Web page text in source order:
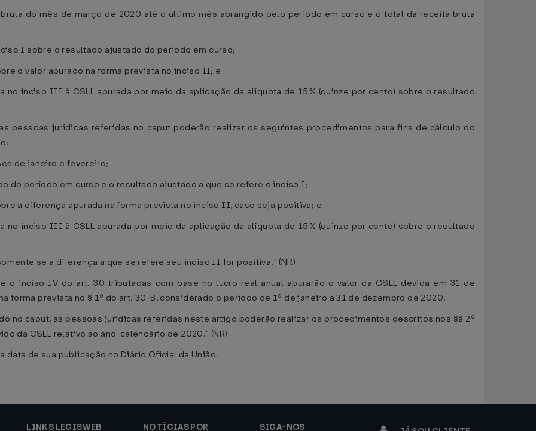
do mês de março de 2020 até o último mês abrangido pelo período em curso e o total da receita bruta
I sobre o resultado ajustado do período em curso;
o valor apurado na forma prevista no inciso II; e
no inciso III à CSLL apurada por meio da aplicação da alíquota de 15% (quinze por cento) sobre o resultado
pessoas jurídicas referidas no caput poderão realizar os seguintes procedimentos para fins de cálculo do
de janeiro e fevereiro;
do período em curso e o resultado ajustado a que se refere o inciso I;
a diferença apurada na forma prevista no inciso II, caso seja positiva; e
no inciso III à CSLL apurada por meio da aplicação da alíquota de 15% (quinze por cento) sobre o resultado
se a diferença a que se refere seu inciso II for positiva." (NR)
o inciso IV do art. 30 tributadas com base no lucro real anual apurarão o valor da CSLL devida em 31 de
forma prevista no § 1º do art. 30-B, considerado o período de 1º de janeiro a 31 de dezembro de 2020.
no caput, as pessoas jurídicas referidas neste artigo poderão realizar os procedimentos descritos nos §§ 2º
da CSLL relativo ao ano-calendário de 2020." (NR)
data de sua publicação no Diário Oficial da União.
LINKS LEGISWEB NOTÍCIAS POR SIGA-NOS